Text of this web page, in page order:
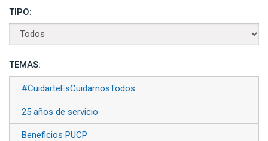
TIPO:
TEMAS:
#CuidarteEsCuidarnosTodos
25 años de servicio
Beneficios PUCP